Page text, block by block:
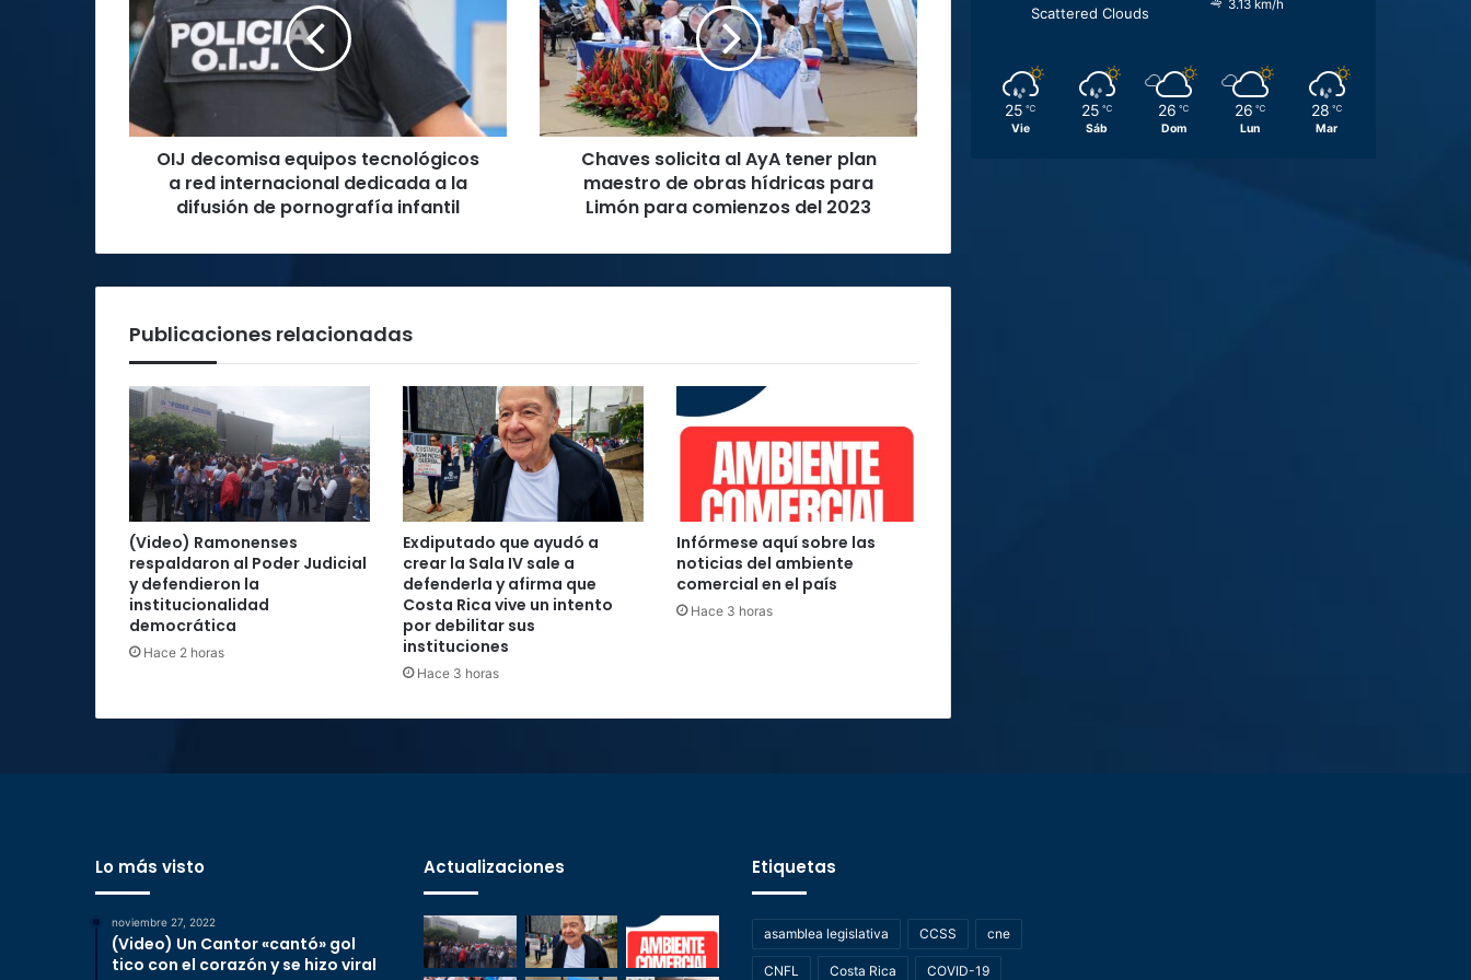
tecnológicos
a
red
internacional
a
difusión
infantil
OIJ decomisa equipos tecnológicos
a red internacional dedicada a la
difusión de pornografía infantil
AyA
tener
plan
maestro
obras
hídricas
comienzos
Chaves solicita al AyA tener plan
maestro de obras hídricas para
Limón para comienzos del 2023
Publicaciones relacionadas
(Video) Ramonenses
respaldaron al Poder Judicial
y defendieron la
institucionalidad
democrática
Hace 2 horas
Exdiputado que ayudó a
crear la Sala IV sale a
defenderla y afirma que
Costa Rica vive un intento
por debilitar sus
instituciones
Hace 3 horas
Infórmese aquí sobre las
noticias del ambiente
comercial en el país
Hace 3 horas
Scattered Clouds
3.13 km/h
25 ℃
Vie
25 ℃
Sáb
26 ℃
Dom
26 ℃
Lun
28 ℃
Mar
Lo más visto
noviembre 27, 2022
(Video) Un Cantor «cantó» gol
tico con el corazón y se hizo viral
Actualizaciones Etiquetas
asamblea legislativa CCSS cne
CNFL Costa Rica COVID-19